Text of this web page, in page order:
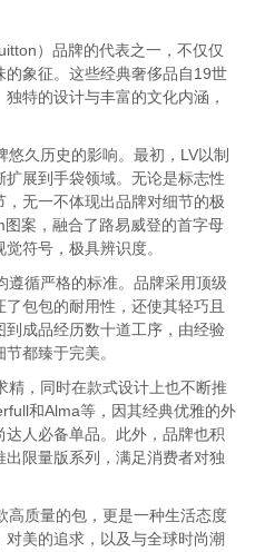
）品牌的代表之一，不仅仅
象征。这些经典奢侈品自19世
特的设计与丰富的文化内涵，
久历史的影响。最初，LV以制
展到手袋领域。无论是标志性
无一不体现出品牌对细节的极
案，融合了路易威登的首字母
符号，极具辨识度。
遵循严格的标准。品牌采用顶级
包包的耐用性，还使其轻巧且
成品经历数十道工序，由经验
都臻于完美。
精，同时在款式设计上也不断推
和Alma等，因其经典优雅的外
人必备单品。此外，品牌也积
限量版系列，满足消费者对独
高质量的包，更是一种生活态度
美的追求，以及与全球时尚潮